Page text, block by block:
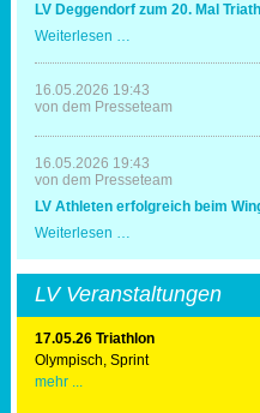
Spaß
Erfolg
LV Deggendorf zum 20. Mal
Weiterlesen …
zum
20.
Mal
16.05.2026 19:43
von dem Presseteam
16.05.2026 19:43
von dem Presseteam
LV Athleten erfolgreich beim
Weiterlesen …
beim
Wings
for
Life
Run
LV Veranstaltungen
17.05.26 Triathlon
Olympisch, Sprint
mehr ...